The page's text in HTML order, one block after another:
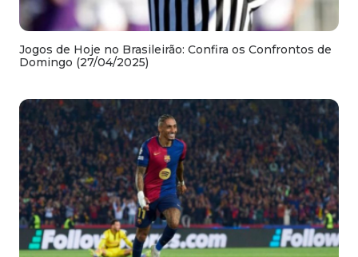
Jogos de Hoje no Brasileirão: Confira os Confrontos de
Domingo (27/04/2025)